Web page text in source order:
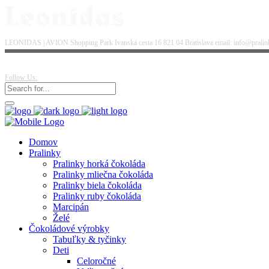
LEONIDAS | AVION Shopping Park Ivanská cesta 16 821 04 Bratislava email:
Follow Us:
Domov
Pralinky
Pralinky horká čokoláda
Pralinky mliečna čokoláda
Pralinky biela čokoláda
Pralinky ruby čokoláda
Marcipán
Želé
Čokoládové výrobky
Tabuľky & tyčinky
Deti
Celoročné